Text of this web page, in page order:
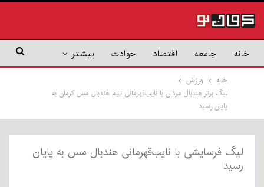
خانه جامعه اقتصاد حوادث بیشتر
خانه
ورزش
لیگ برتر هندبال مردان با نایب‌قهرمانی تیم هندبال مس کرمان به
پایان رسید
لیگ فرسایشی با نایب‌قهرمانی هندبال مس به پایان
رسید